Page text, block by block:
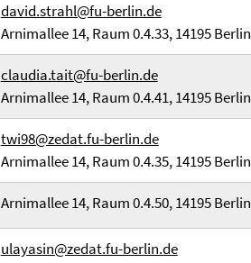
david.strahl@fu-berlin.de
Arnimallee 14, Raum 0.4.33, 14195 Berlin
claudia.tait@fu-berlin.de
Arnimallee 14, Raum 0.4.41, 14195 Berlin
twi98@zedat.fu-berlin.de
Arnimallee 14, Raum 0.4.35, 14195 Berlin
Arnimallee 14, Raum 0.4.50, 14195 Berlin
ulayasin@zedat.fu-berlin.de